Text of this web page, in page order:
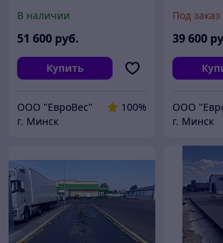
металлоконструкций
В наличии
51 600 руб.
Купить
ООО "ЕвроВес"
100%
г. Минск
Под заказ
39 600
ООО
г. Минск